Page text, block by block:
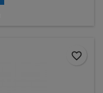
favorite_border